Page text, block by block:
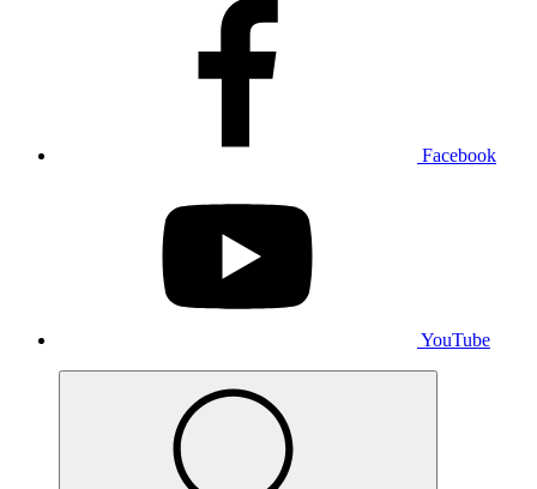
Facebook
YouTube